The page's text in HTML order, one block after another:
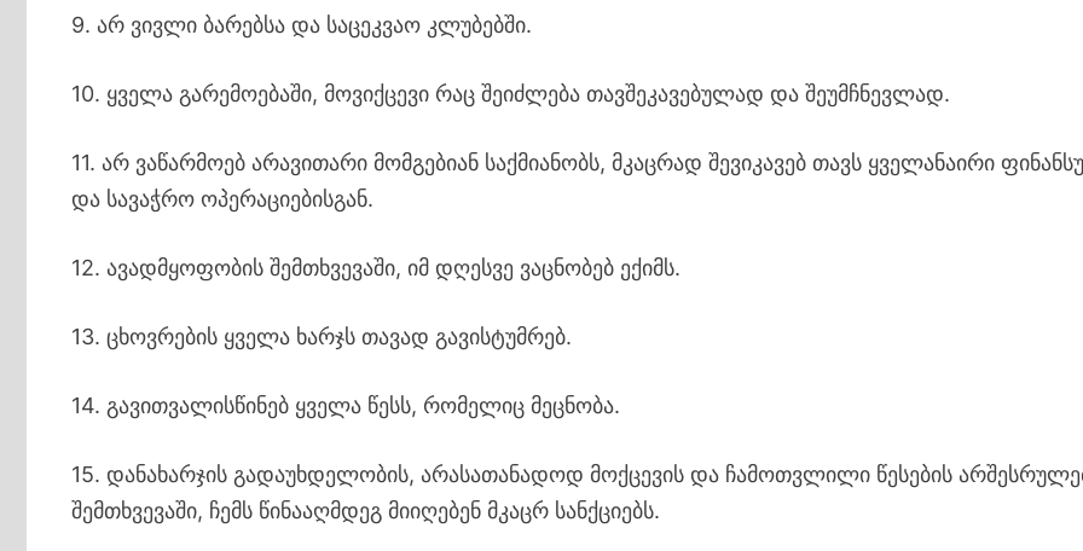
9. არ ვივლი ბარებსა და საცეკვაო კლუბებში.
10. ყველა გარემოებაში, მოვიქცევი რაც შეიძლება თავშეკავებულად და შეუმჩნევლად.
11. არ ვაწარმოებ არავითარი მომგებიან საქმიანობს, მკაცრად შევიკავებ თავს ყველანაირი
და სავაჭრო ოპერაციებისგან.
12. ავადმყოფობის შემთხვევაში, იმ დღესვე ვაცნობებ ექიმს.
13. ცხოვრების ყველა ხარჯს თავად გავისტუმრებ.
14. გავითვალისწინებ ყველა წესს, რომელიც მეცნობა.
15. დანახარჯის გადაუხდელობის, არასათანადოდ მოქცევის და ჩამოთვლილი წესების
შემთხვევაში, ჩემს წინააღმდეგ მიიღებენ მკაცრ სანქციებს.